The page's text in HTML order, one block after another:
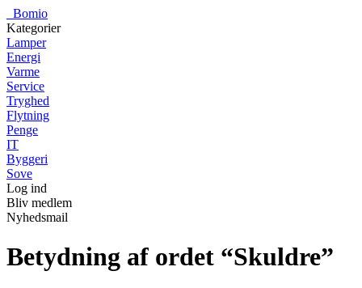
Bomio
Kategorier
Lamper
Energi
Varme
Service
Tryghed
Flytning
Penge
IT
Byggeri
Sove
Log ind
Bliv medlem
Nyhedsmail
Betydning af ordet “Skuldre”